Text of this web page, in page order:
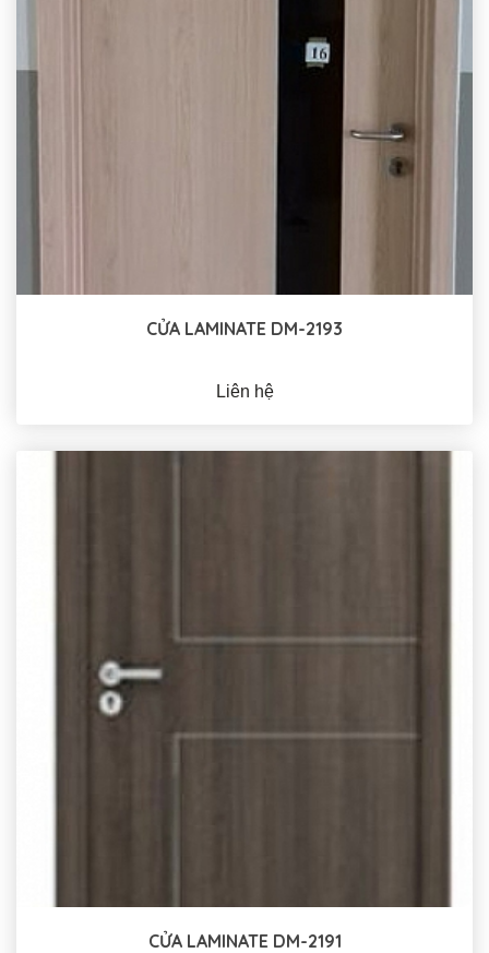
CỬA LAMINATE DM-2193
Liên hệ
CỬA LAMINATE DM-2191